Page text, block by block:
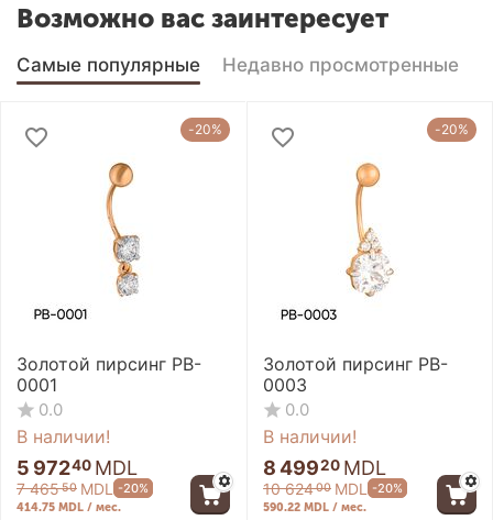
Возможно вас заинтересует
Самые популярные Недавно просмотренные
-20%
Золотой пирсинг PB-
0001
0.0
В наличии!
5 97240 MDL
7 46550 MDL -20%
414.75 MDL / мес.
-20%
Золотой пирсинг PB-
0003
0.0
В наличии!
8 49920 MDL
10 62400 MDL -20%
590.22 MDL / мес.